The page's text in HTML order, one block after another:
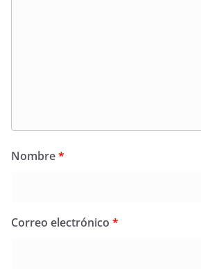
Nombre*
Correo electrónico *